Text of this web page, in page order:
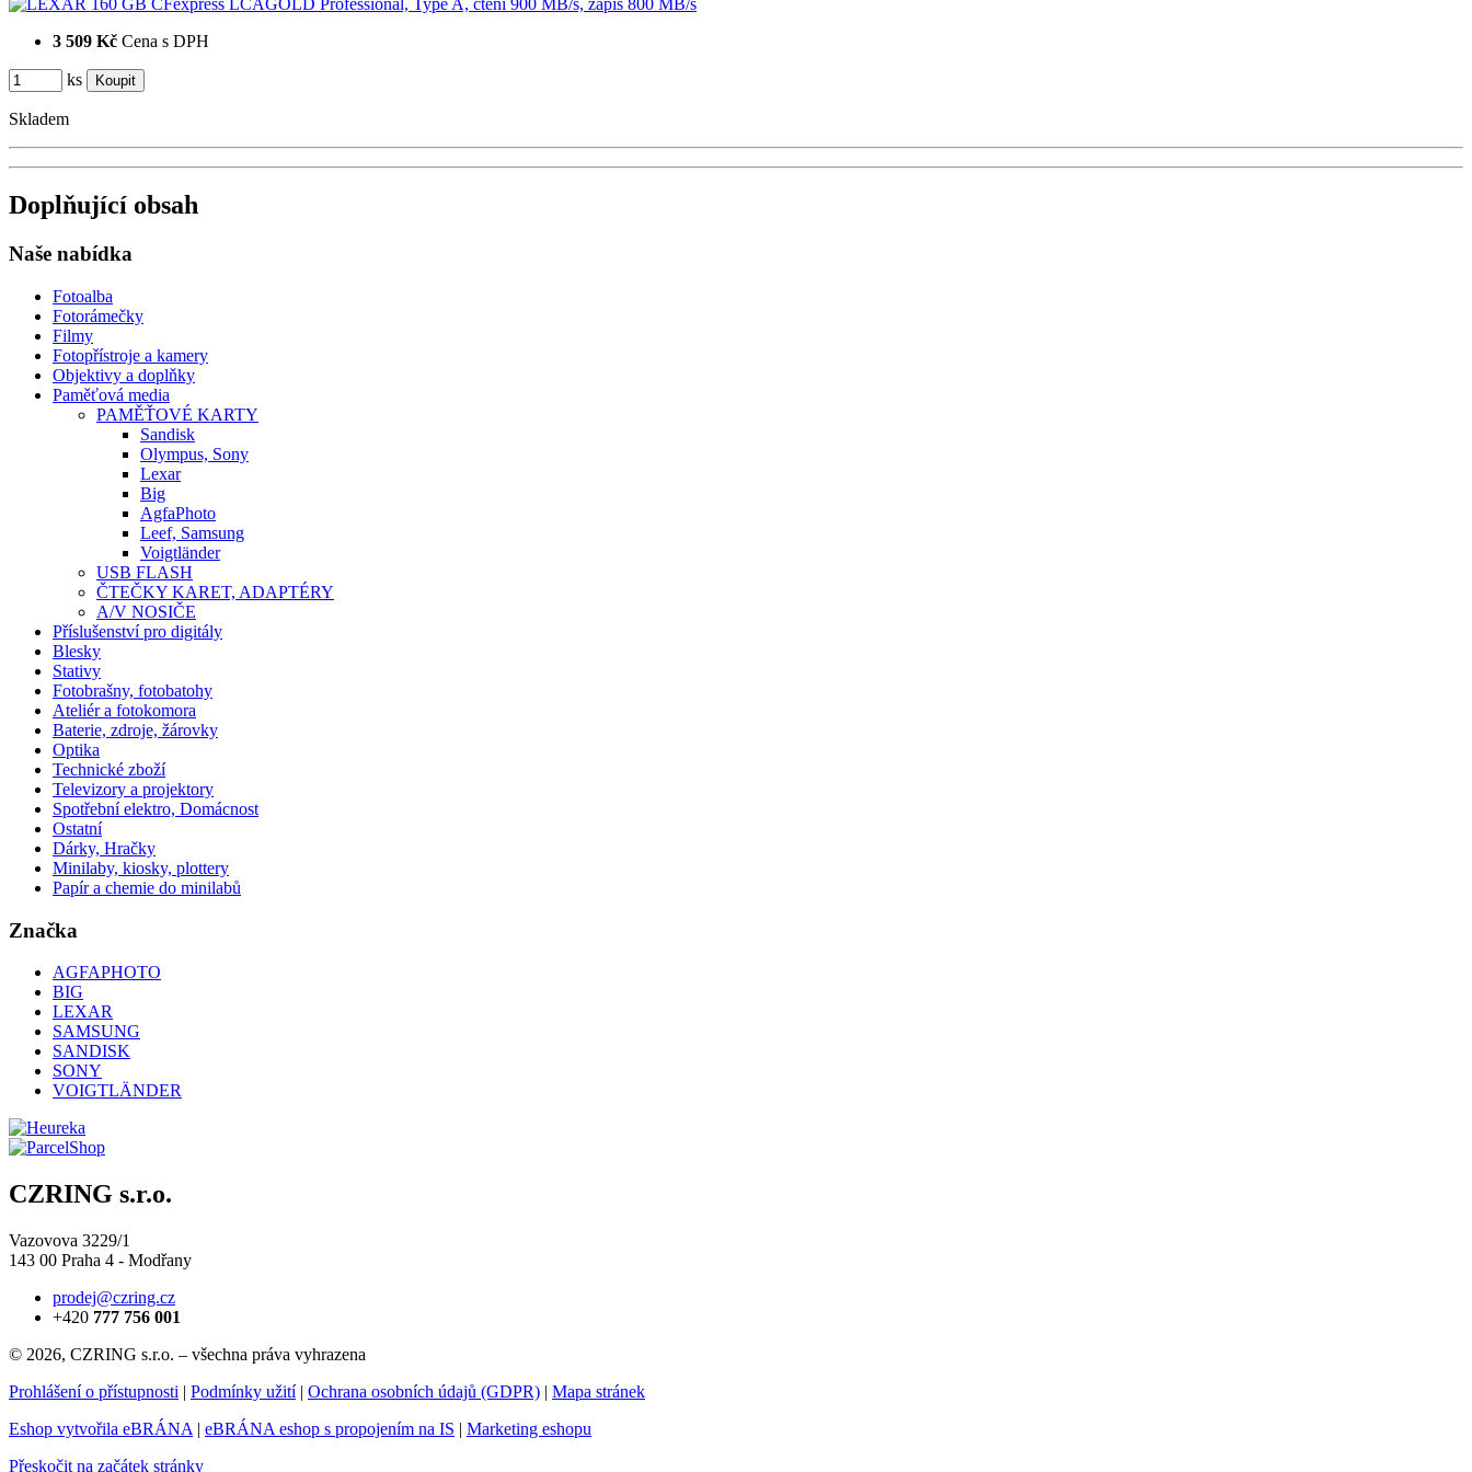
3 509 Kč Cena s DPH
ks
Skladem
Doplňující obsah
Naše nabídka
Fotoalba
Fotorámečky
Filmy
Fotopřístroje a kamery
Objektivy a doplňky
Paměťová media
PAMĚŤOVÉ KARTY
Sandisk
Olympus, Sony
Lexar
Big
AgfaPhoto
Leef, Samsung
Voigtländer
USB FLASH
ČTEČKY KARET, ADAPTÉRY
A/V NOSIČE
Příslušenství pro digitály
Blesky
Stativy
Fotobrašny, fotobatohy
Ateliér a fotokomora
Baterie, zdroje, žárovky
Optika
Technické zboží
Televizory a projektory
Spotřební elektro, Domácnost
Ostatní
Dárky, Hračky
Minilaby, kiosky, plottery
Papír a chemie do minilabů
Značka
AGFAPHOTO
BIG
LEXAR
SAMSUNG
SANDISK
SONY
VOIGTLÄNDER
CZRING s.r.o.
Vazovova 3229/1
143 00 Praha 4 - Modřany
prodej@czring.cz
+420 777 756 001
© 2026, CZRING s.r.o. – všechna práva vyhrazena
Prohlášení o přístupnosti | Podmínky užití| Ochrana osobních údajů (GDPR) | Mapa stránek
Eshop vytvořila eBRÁNA | eBRÁNA eshop s propojením na IS | Marketing eshopu
Přeskočit na začátek stránky